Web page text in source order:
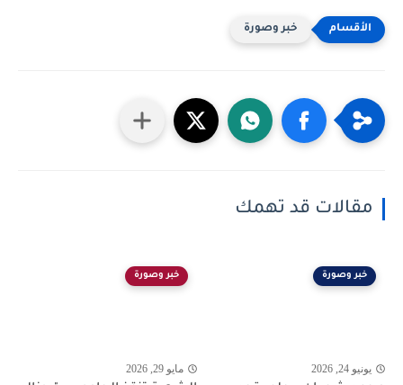
خبر وصورة
مقالات قد تهمك
خبر وصورة
يونيو 24, 2026
خبر وصورة
مايو 29, 2026